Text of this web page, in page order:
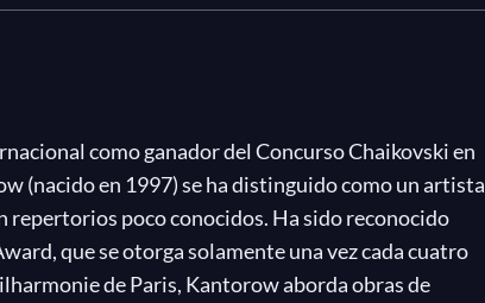
como ganador del Concurso Chaikovski en
(nacido en 1997) se ha distinguido como un artista
repertorios poco conocidos. Ha sido reconocido
que se otorga solamente una vez cada cuatro
de Paris, Kantorow aborda obras de